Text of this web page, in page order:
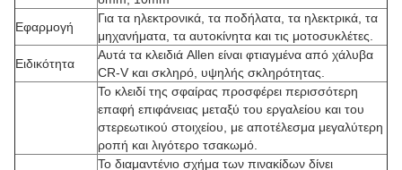
Εφαρμογή
Για τα ηλεκτρονικά, τα ποδήλατα, τα ηλεκτρικά, τα
μηχανήματα, τα αυτοκίνητα και τις μοτοσυκλέτες.
Ειδικότητα
Αυτά τα κλειδιά Allen είναι φτιαγμένα από χάλυβα
CR-V και σκληρό, υψηλής σκληρότητας.
Το κλειδί της σφαίρας προσφέρει περισσότερη
επαφή επιφάνειας μεταξύ του εργαλείου και του
στερεωτικού στοιχείου, με αποτέλεσμα μεγαλύτερη
ροπή και λιγότερο τσακωμό.
Το διαμαντένιο σχήμα των πινακίδων δίνει